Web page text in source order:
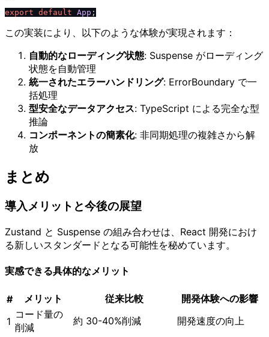
export default App
この実装により、以下のような体験が実現されます：
自動的なローディング状態: Suspense がローディング
状態を自動管理
統一されたエラーハンドリング: ErrorBoundary で一
括処理
型安全なデータアクセス: TypeScript による完全な型
推論
コンポーネントの簡素化: 非同期処理の複雑さから解
放
まとめ
導入メリットと今後の展望
Zustand と Suspense の組み合わせは、React 開発におけ
る新しいスタンダードとなる可能性を秘めています。
実感できる具体的なメリット
# メリット 従来比較
開発体験への影響
1
コード量の
削減
約 30-40%削減
開発速度の向上